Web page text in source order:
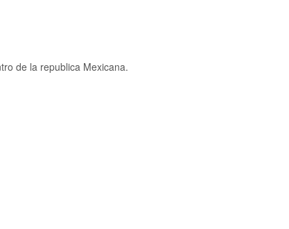
de la republica Mexicana.